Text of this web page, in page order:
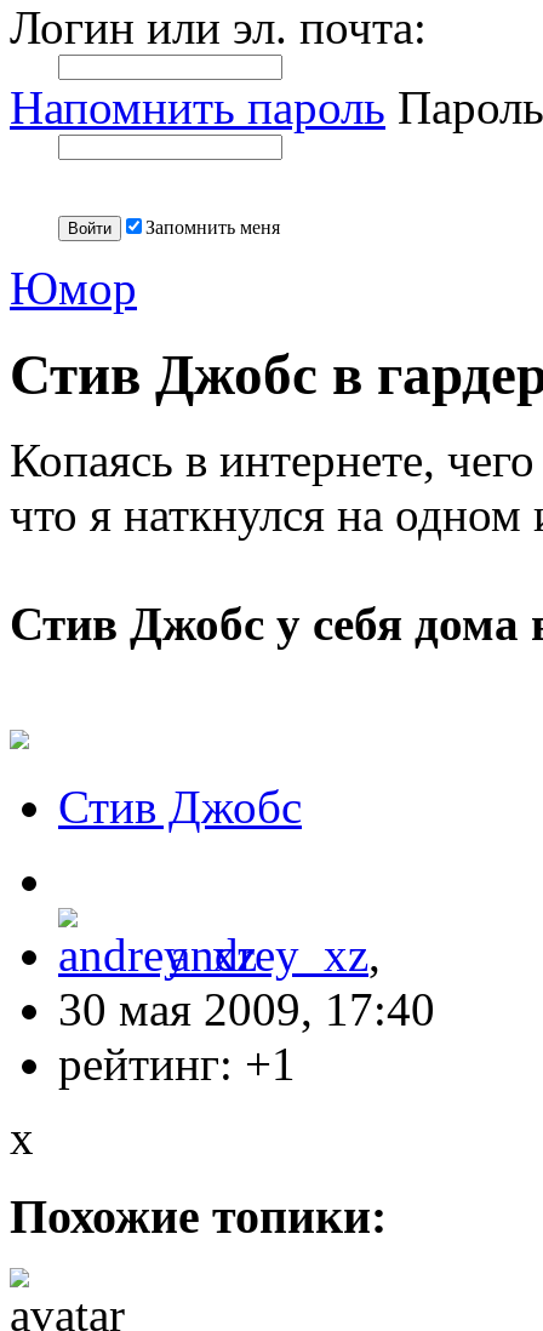
Логин или эл. почта:
Напомнить пароль
Запомнить меня
Юмор
Стив Джобс в
Копаясь в интернете,
что я наткнулся на
Стив Джобс у себя дома
Стив Джобс
andrey_xz,
30 мая 2009, 17:40
рейтинг: +1
x
Похожие топики: